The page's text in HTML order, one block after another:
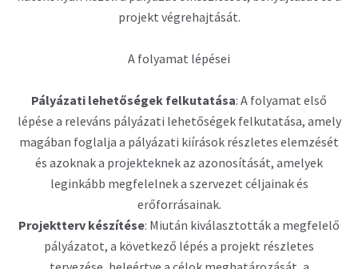
projekt végrehajtását.
A folyamat lépései
Pályázati lehetőségek felkutatása: A folyamat első
lépése a releváns pályázati lehetőségek felkutatása, amely
magában foglalja a pályázati kiírások részletes elemzését
és azoknak a projekteknek az azonosítását, amelyek
leginkább megfelelnek a szervezet céljainak és
erőforrásainak.
Projektterv készítése: Miután kiválasztották a megfelelő
pályázatot, a következő lépés a projekt részletes